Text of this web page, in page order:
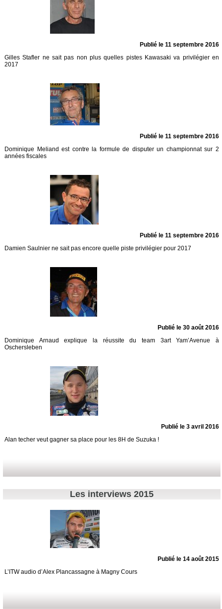
Publié le 11 septembre 2016
Gilles Stafler ne sait pas non plus quelles pistes Kawasaki va privilégier en
2017
Publié le 11 septembre 2016
Dominique Meliand est contre la formule de disputer un championnat sur 2
années fiscales
Publié le 11 septembre 2016
Damien Saulnier ne sait pas encore quelle piste privilégier pour 2017
Publié le 30 août 2016
Dominique Arnaud explique la réussite du team 3art Yam’Avenue à
Oschersleben
Publié le 3 avril 2016
Alan techer veut gagner sa place pour les 8H de Suzuka !
Les interviews 2015
Publié le 14 août 2015
L’ITW audio d’Alex Plancassagne à Magny Cours